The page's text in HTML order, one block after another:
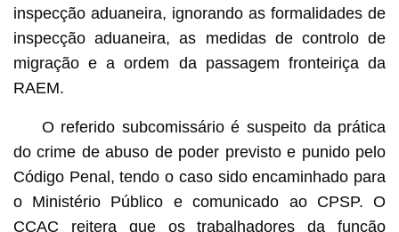
inspecção aduaneira, ignorando as formalidades de
inspecção aduaneira, as medidas de controlo de
migração e a ordem da passagem fronteiriça da
RAEM.
O referido subcomissário é suspeito da prática
do crime de abuso de poder previsto e punido pelo
Código Penal, tendo o caso sido encaminhado para
o Ministério Público e comunicado ao CPSP. O
CCAC reitera que os trabalhadores da função